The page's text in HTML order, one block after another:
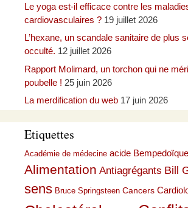
Le yoga est-il efficace contre les
cardiovasculaires ? 19 juillet 2026
L’hexane, un scandale sanitaire de plus
occulté. 12 juillet 2026
Rapport Molimard, un torchon qui ne
poubelle ! 25 juin 2026
La merdification du web 17 juin 2026
Etiquettes
Académie de médecine acide Bempedoïque
Alimentation Antiagrégants Bill
sens Bruce Springsteen Cancers